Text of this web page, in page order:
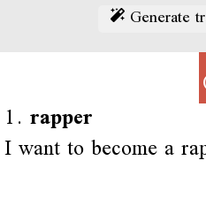
Generate
1.rapper
I want to become a